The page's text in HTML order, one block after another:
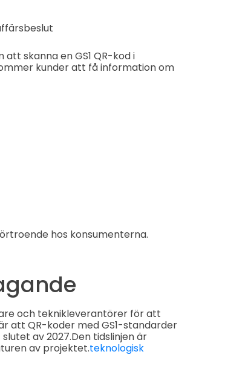
skanna en GS1 QR-kod i
kunder att få information om
hos konsumenterna.
och teknikleverantörer för att
att QR-koder med GS1-standarder
av 2027.Den tidslinjen är
av projektet.teknologisk